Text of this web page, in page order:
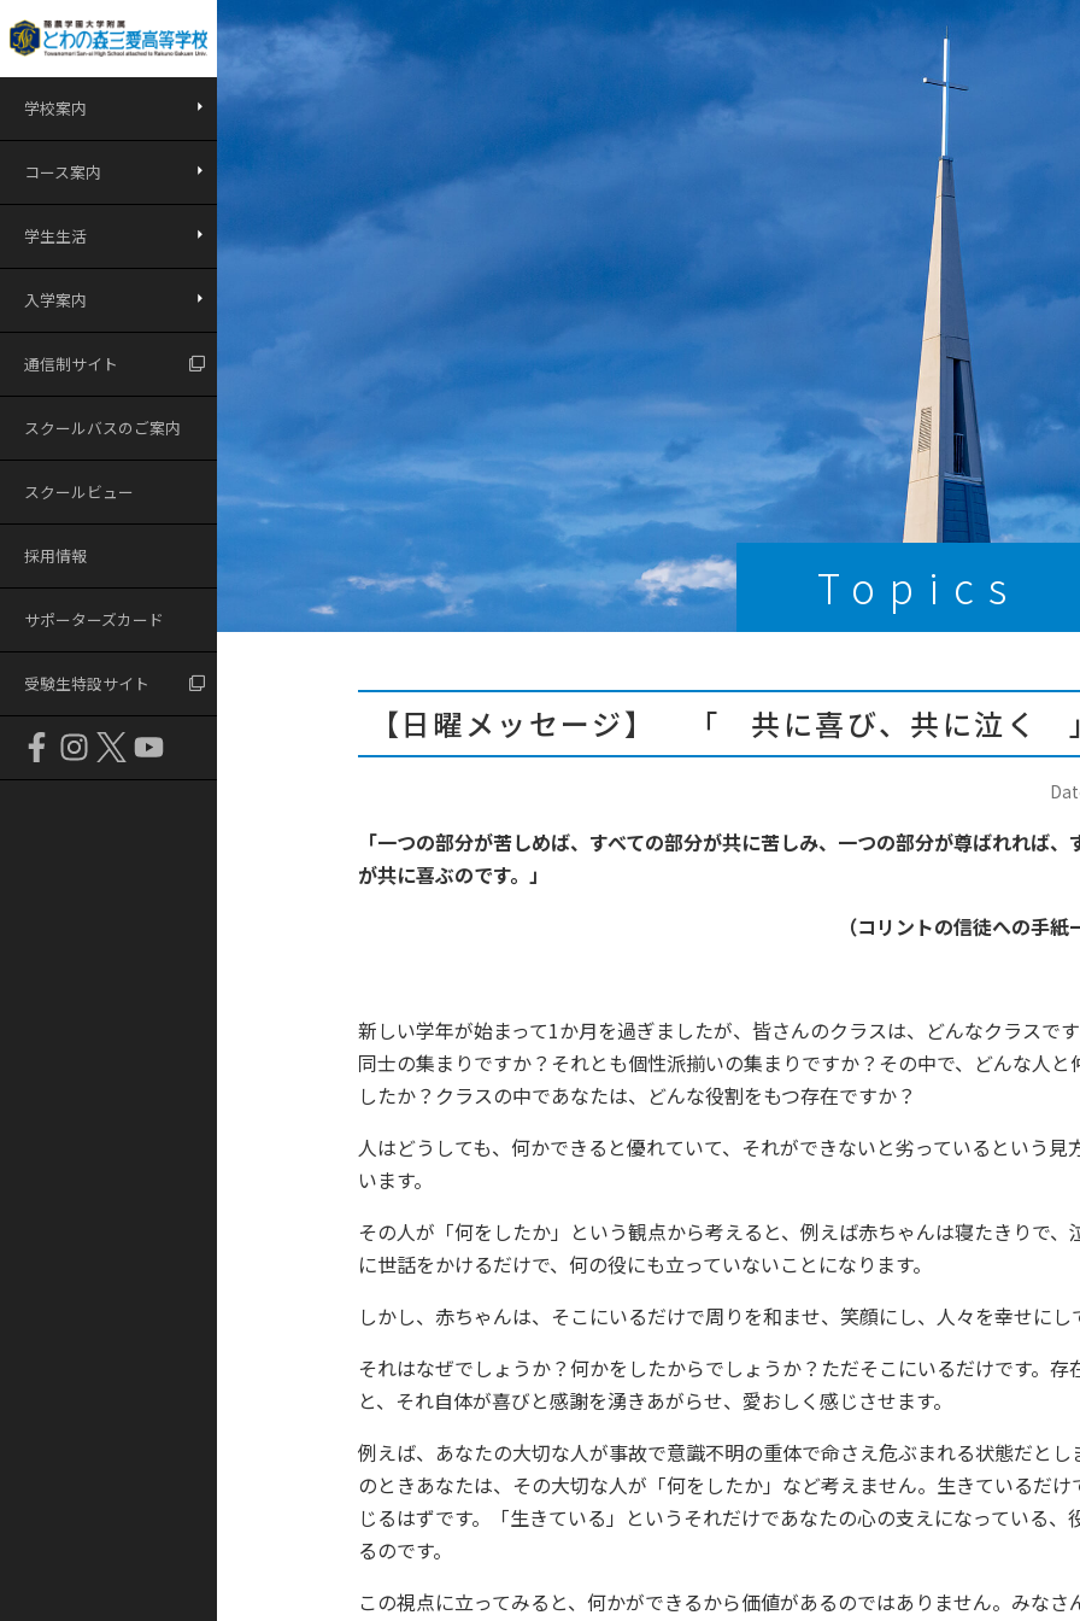
学校案内
コース案内
学生生活
入学案内
通信制サイト
スクールバスのご案内
スクールビュー
採用情報
サポーターズカード
受験生特設サイト
Topics
【日曜メッセージ】 「 共に喜び、共に泣く
「一つの部分が苦しめば、すべての部分が共に苦しみ、一つの部分が尊ばれれば、
が共に喜ぶのです。」
（コリントの信徒への手
新しい学年が始まって1か月を過ぎましたが、皆さんのクラスは、どんなクラスで
同士の集まりですか？それとも個性派揃いの集まりですか？その中で、どんな人と
したか？クラスの中であなたは、どんな役割をもつ存在ですか？
人はどうしても、何かできると優れていて、それができないと劣っているという見
います。
その人が「何をしたか」という観点から考えると、例えば赤ちゃんは寝たきりで、
に世話をかけるだけで、何の役にも立っていないことになります。
しかし、赤ちゃんは、そこにいるだけで周りを和ませ、笑顔にし、人々を幸せにし
それはなぜでしょうか？何かをしたからでしょうか？ただそこにいるだけです。存
と、それ自体が喜びと感謝を湧きあがらせ、愛おしく感じさせます。
例えば、あなたの大切な人が事故で意識不明の重体で命さえ危ぶまれる状態だとし
のときあなたは、その大切な人が「何をしたか」など考えません。生きているだけ
じるはずです。「生きている」というそれだけであなたの心の支えになっている、
るのです。
この視点に立ってみると、何かができるから価値があるのではありません。みなさ